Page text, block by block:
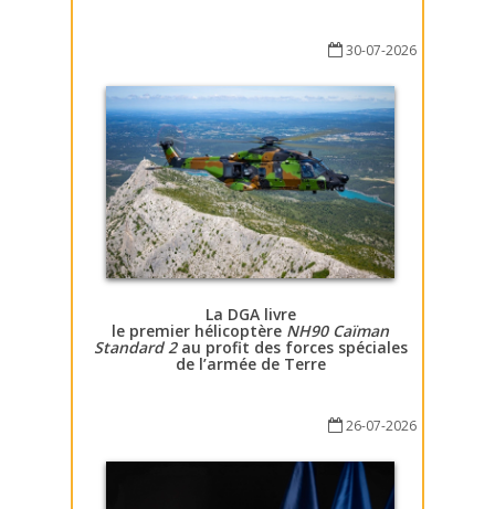
30-07-2026
La DGA livre
le premier hélicoptère NH90 Caïman
Standard 2au profit des forces spéciales
de l’armée de Terre
26-07-2026